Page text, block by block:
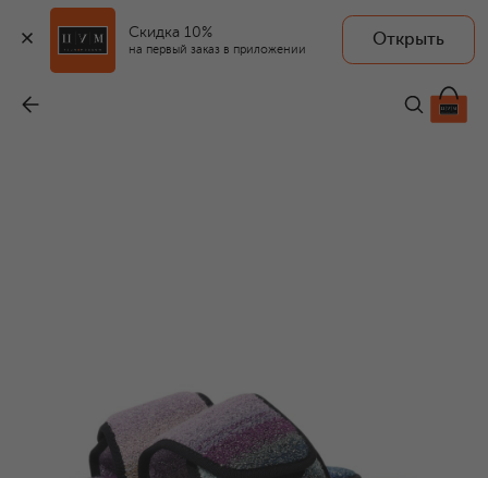
Скидка 10%
на первый заказ в приложении
Открыть
23 250 ₽